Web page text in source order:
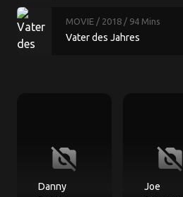
MOVIE / 2018 / 94 Mins
Vater des Jahres
no_photography
Danny
no_photography
Joe